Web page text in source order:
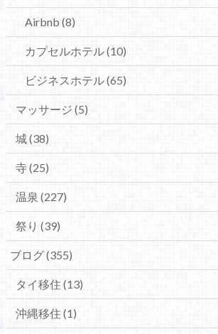
Airbnb (8)
カプセルホテル(10)
ビジネスホテル(65)
マッサージ (5)
城(38)
寺(25)
温泉 (227)
祭り (39)
ブログ(355)
タイ移住 (13)
沖縄移住 (1)